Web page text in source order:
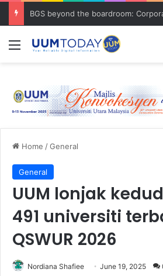
Menu
Home /General
General
UUM lonjak
491 universiti
QSWUR 2026
Nordiana Shafiee June 19, 2025